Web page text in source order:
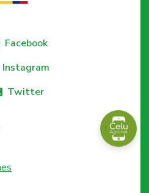
Facebook
Instagram
Twitter